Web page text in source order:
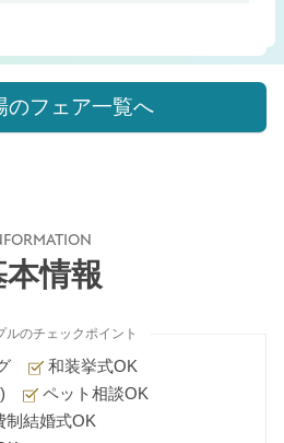
のフェア一覧へ
本情報
ルのチェックポイント
和装挙式OK
ペット相談OK
制結婚式OK